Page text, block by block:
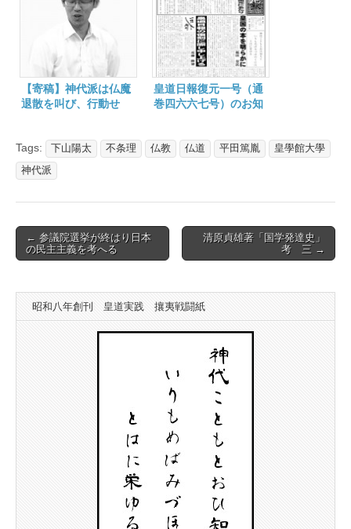
【寄稿】神代派は仏魔
退散を叫び、行動せ
皇道日報復元一号（通
巻四六六七号）のお知
Tags: 下山陽太 不条理 仏教 仏道 平田篤胤
皇學館大學
神代派
Post
navigation
← 参議院選挙が終はり日本
の民主主義を考へる
清原貞雄著「国学発達史」
考 三 →
昭和八年創刊 皇道実践 攘夷戦闘紙